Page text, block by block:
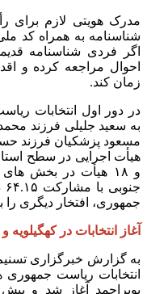
مدرک هویتی لازم برای
شناسنامه به همراه کد
اگر فردی شناسنامه
احوال مراجعه کرده و
زمان کند.
در دور اول انتخابات
و ۱۸ هیأت در بخش‌
جمهوری، افتخار دیگری را
آغاز انتخابات در کهگیلویه
به گزارش خبرگزاری
انتخابات ریاست
بویراحمد آغاز شد و